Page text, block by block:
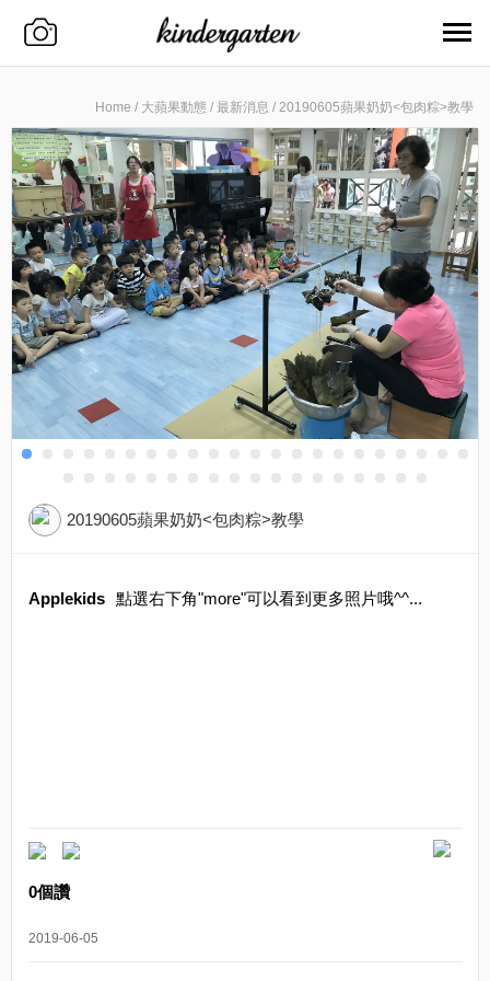
Home / 大蘋果動態 / 最新消息 / 20190605蘋果奶奶<包肉粽>教學
20190605蘋果奶奶<包肉粽>教學
Applekids 點選右下角"more"可以看到更多照片哦^^...
0個讚
2019-06-05